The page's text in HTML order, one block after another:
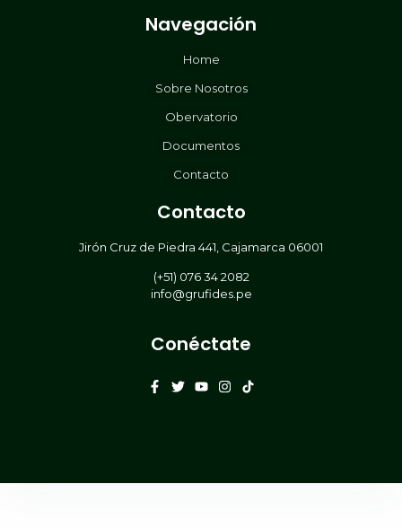
Navegación
Home
Sobre Nosotros
Obervatorio
Documentos
Contacto
Contacto
Jirón Cruz de Piedra 441, Cajamarca 06001
(+51) 076 34 2082
info@grufides.pe
Conéctate